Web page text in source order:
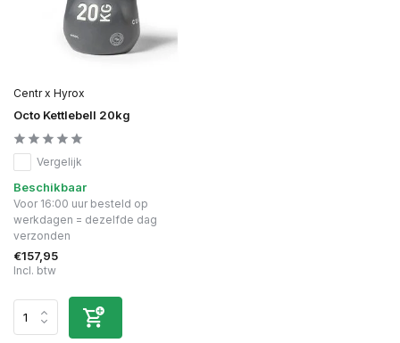
Centr x Hyrox
Octo Kettlebell 20kg
Vergelijk
Beschikbaar
Voor 16:00 uur besteld op
werkdagen = dezelfde dag
verzonden
€157,95
Incl. btw